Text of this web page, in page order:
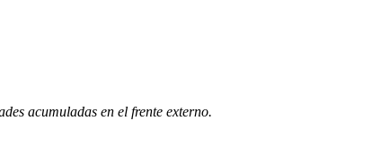
acumuladas en el frente externo.